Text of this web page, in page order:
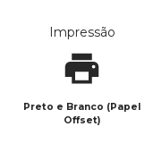
Impressão
Preto e Branco (Papel
Offset)